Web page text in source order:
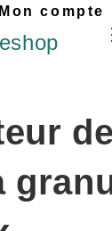
Mon compte